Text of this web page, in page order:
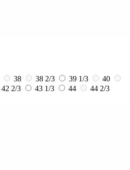
38 38 2/3 39 1/3
40
42 2/3 43 1/3 44
44 2/3